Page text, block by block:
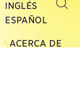
INGLÉS
ESPAÑOL
ACERCA DE